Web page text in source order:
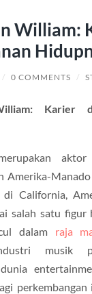
William:
/ 0 COMMENTS /
Karier
aktor
Amerika-
California,
salah satu figur
dalam raja
musik